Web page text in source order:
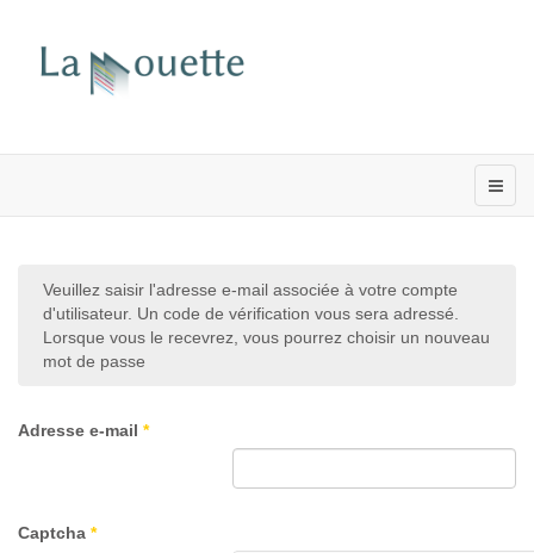
Veuillez saisir l'adresse e-mail associée à votre compte
d'utilisateur. Un code de vérification vous sera adressé.
Lorsque vous le recevrez, vous pourrez choisir un nouveau
mot de passe
Adresse e-mail *
Captcha *